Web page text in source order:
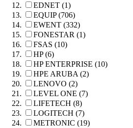
EDNET (1)
EQUIP (706)
EWENT (332)
FONESTAR (1)
FSAS (10)
HP (6)
HP ENTERPRISE (10)
HPE ARUBA (2)
LENOVO (2)
LEVEL ONE (7)
LIFETECH (8)
LOGITECH (7)
METRONIC (19)